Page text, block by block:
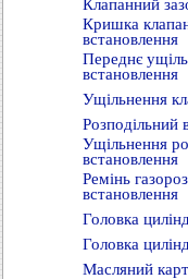
Клапанний
Кришка
встановлення
Переднє
встановлення
Ущільнення
Розподільний
Ущільнення
встановлення
Ремінь
встановлення
Головка
Головка
Масляний